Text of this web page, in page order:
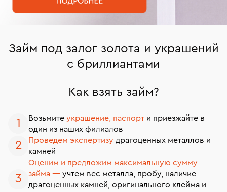
Займ под залог золота и украшений
с бриллиантами
Как взять займ?
Возьмите украшение, паспорт и приезжайте в
один из наших филиалов
Проведем экспертизу драгоценных металлов и
камней
Оценим и предложим максимальную сумму
займа — учтем вес металла, пробу, наличие
драгоценных камней, оригинального клейма и